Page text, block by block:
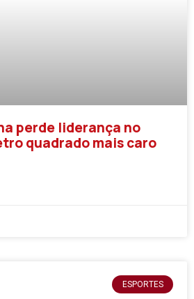
perde liderança no
quadrado mais caro
ESPORTES